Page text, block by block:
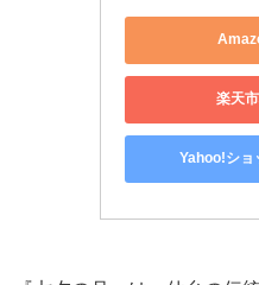
楽天
Yahoo!ショ